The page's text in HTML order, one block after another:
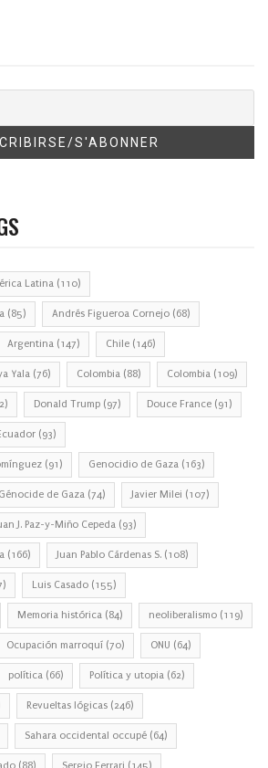
Latina (110)
(85) Andrés Figueroa Cornejo (68)
Argentina (147) Chile (146)
Yala (76) Colombia (88) Colombia (109)
Donald Trump (97) Douce France (91)
(93)
(91) Genocidio de Gaza (163)
Génocide de Gaza (74) Javier Milei (107)
J. Paz-y-Miño Cepeda (93)
(166) Juan Pablo Cárdenas S. (108)
Luis Casado (155)
Memoria histórica (84) neoliberalismo (119)
Ocupación marroquí (70) ONU (64)
política (66) Política y utopia (62)
Revueltas lógicas (246)
Sahara occidental occupé (64)